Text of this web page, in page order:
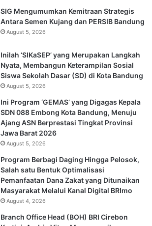
SIG Mengumumkan Kemitraan Strategis
Antara Semen Kujang dan PERSIB Bandung
August 5, 2026
Inilah ‘SIKaSEP’ yang Merupakan Langkah
Nyata, Membangun Keterampilan Sosial
Siswa Sekolah Dasar (SD) di Kota Bandung
August 5, 2026
Ini Program ‘GEMAS’ yang Digagas Kepala
SDN 088 Embong Kota Bandung, Menuju
Ajang ASN Berprestasi Tingkat Provinsi
Jawa Barat 2026
August 5, 2026
Program Berbagi Daging Hingga Pelosok,
Salah satu Bentuk Optimalisasi
Pemanfaatan Dana Zakat yang Ditunaikan
Masyarakat Melalui Kanal Digital BRImo
August 4, 2026
Branch Office Head (BOH) BRI Cirebon